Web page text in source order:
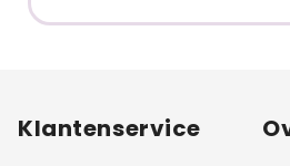
Klantenservice